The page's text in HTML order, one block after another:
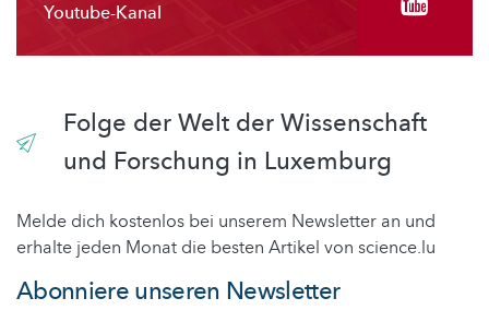
Youtube-Kanal
Folge der Welt der Wissenschaft
und Forschung in Luxemburg
Melde dich kostenlos bei unserem Newsletter an und
erhalte jeden Monat die besten Artikel von science.lu
Abonniere unseren Newsletter